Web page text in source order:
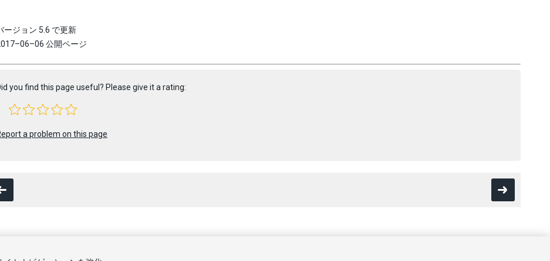
ージョン 5.6 で更新
公開ページ
you find this page useful? Please give it a rating:
a problem on this page